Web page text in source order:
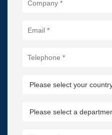
select
select